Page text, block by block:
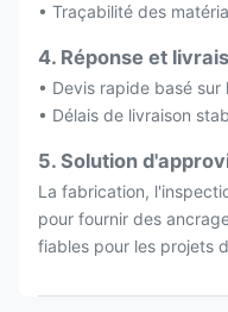
• Traçabilité des
4. Réponse et
• Devis rapide basé
• Délais de livraison
5. Solution
La fabrication,
pour fournir des
fiables pour les projets